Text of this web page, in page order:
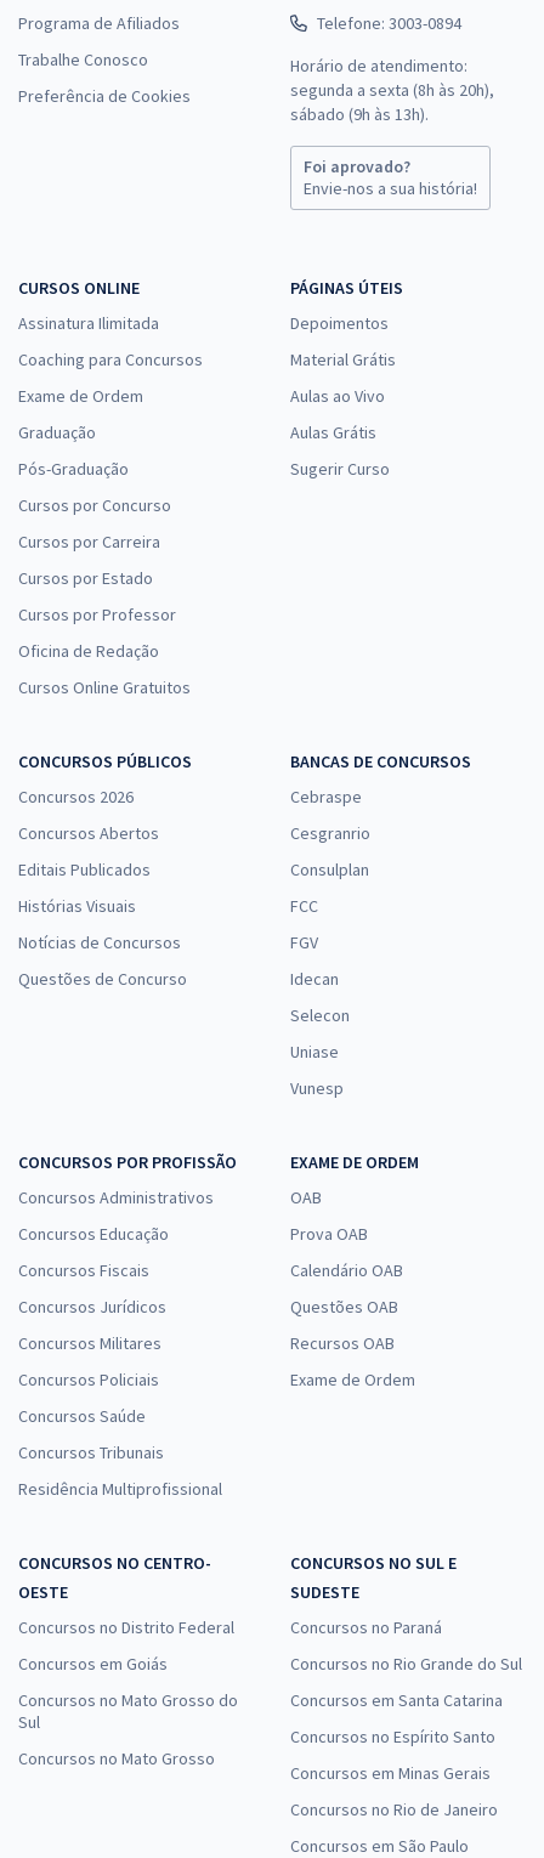
Programa de Afiliados
Trabalhe Conosco
Preferência de Cookies
Telefone: 3003-0894
Horário de atendimento:
segunda a sexta (8h às 20h),
sábado (9h às 13h).
Foi aprovado?
Envie-nos a sua história!
CURSOS ONLINE
Assinatura Ilimitada
Coaching para Concursos
Exame de Ordem
Graduação
Pós-Graduação
Cursos por Concurso
Cursos por Carreira
Cursos por Estado
Cursos por Professor
Oficina de Redação
Cursos Online Gratuitos
PÁGINAS ÚTEIS
Depoimentos
Material Grátis
Aulas ao Vivo
Aulas Grátis
Sugerir Curso
CONCURSOS PÚBLICOS
Concursos 2026
Concursos Abertos
Editais Publicados
Histórias Visuais
Notícias de Concursos
Questões de Concurso
BANCAS DE CONCURSOS
Cebraspe
Cesgranrio
Consulplan
FCC
FGV
Idecan
Selecon
Uniase
Vunesp
CONCURSOS POR PROFISSÃO
Concursos Administrativos
Concursos Educação
Concursos Fiscais
Concursos Jurídicos
Concursos Militares
Concursos Policiais
Concursos Saúde
Concursos Tribunais
Residência Multiprofissional
EXAME DE ORDEM
OAB
Prova OAB
Calendário OAB
Questões OAB
Recursos OAB
Exame de Ordem
CONCURSOS NO CENTRO-
OESTE
Concursos no Distrito Federal
Concursos em Goiás
Concursos no Mato Grosso do
Sul
Concursos no Mato Grosso
CONCURSOS NO SUL E
SUDESTE
Concursos no Paraná
Concursos no Rio Grande do Sul
Concursos em Santa Catarina
Concursos no Espírito Santo
Concursos em Minas Gerais
Concursos no Rio de Janeiro
Concursos em São Paulo